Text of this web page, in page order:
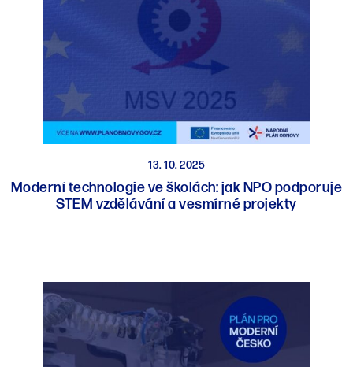
13. 10. 2025
Moderní technologie ve školách: jak NPO podporuje
STEM vzdělávání a vesmírné projekty